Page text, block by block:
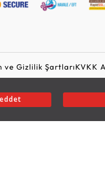
ve Gizlilik ŞartlarıKVKK